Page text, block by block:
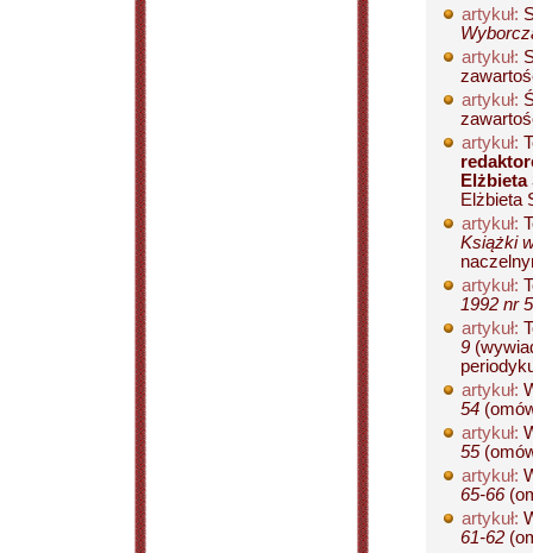
artykuł:
artykuł:
artykuł:
artykuł:
Elżbieta
Elżbieta
artykuł:
Książki
artykuł:
1992 nr
artykuł:
9
artykuł:
54
artykuł:
55
artykuł:
65-66
artykuł:
61-62